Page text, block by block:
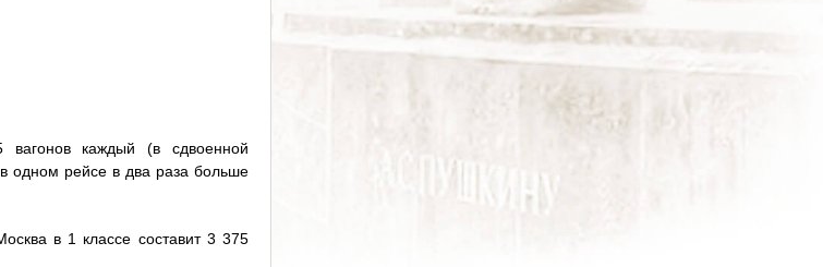
каждый (в сдвоенной
одном рейсе в два раза больше
в 1 классе составит 3 375